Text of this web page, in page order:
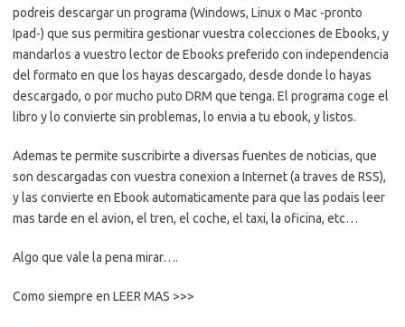
podreis descargar un programa (Windows, Linux o Mac -pronto
Ipad-) que sus permitira gestionar vuestra colecciones de Ebooks, y
mandarlos a vuestro lector de Ebooks preferido con independencia
del formato en que los hayas descargado, desde donde lo hayas
descargado, o por mucho puto DRM que tenga. El programa coge el
libro y lo convierte sin problemas, lo envia a tu ebook, y listos.
Ademas te permite suscribirte a diversas fuentes de noticias, que
son descargadas con vuestra conexion a Internet (a traves de RSS),
y las convierte en Ebook automaticamente para que las podais leer
mas tarde en el avion, el tren, el coche, el taxi, la oficina, etc…
Algo que vale la pena mirar….
Como siempre en LEER MAS >>>